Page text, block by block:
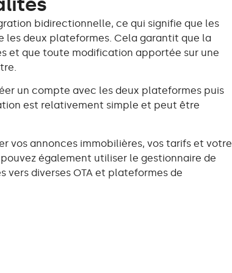
bidirectionnelle, ce qui signifie que les
les deux plateformes. Cela garantit que la
et que toute modification apportée sur une
un compte avec les deux plateformes puis
est relativement simple et peut être
vos annonces immobilières, vos tarifs et votre
également utiliser le gestionnaire de
vers diverses OTA et plateformes de